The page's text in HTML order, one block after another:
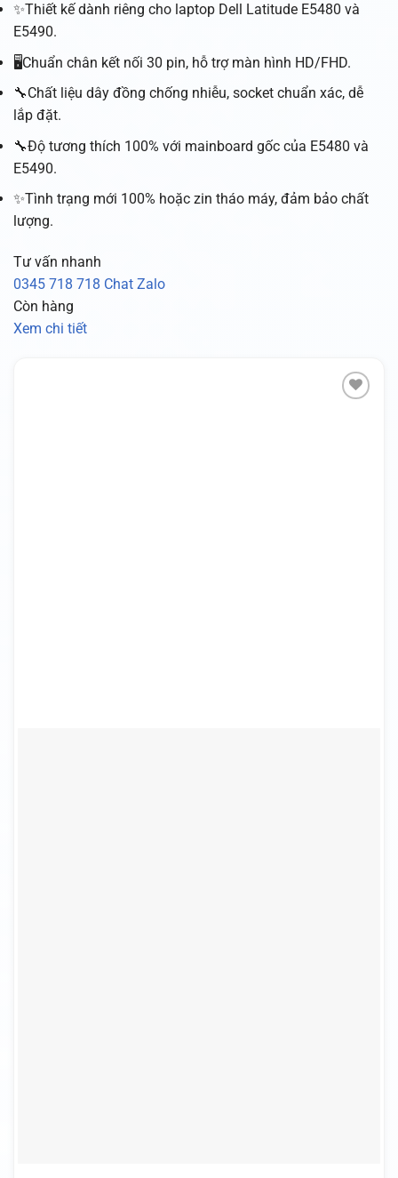
✨Thiết kế dành riêng cho laptop Dell Latitude E5480 và
E5490.
🖥️Chuẩn chân kết nối 30 pin, hỗ trợ màn hình HD/FHD.
🔧Chất liệu dây đồng chống nhiễu, socket chuẩn xác, dễ
lắp đặt.
🔧Độ tương thích 100% với mainboard gốc của E5480 và
E5490.
✨Tình trạng mới 100% hoặc zin tháo máy, đảm bảo chất
lượng.
Tư vấn nhanh
0345 718 718 Chat Zalo
Còn hàng
Xem chi tiết